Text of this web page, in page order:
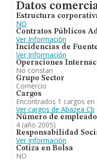
Datos
Estructura
NO
Contratos Públicos
Ver Información
Incidencias de
Ver Información
Operaciones
No constan
Grupo Sector
Comercio
Cargos
Encontrados 1 cargos
Ver cargos de Abazea Cb
Número de
4 (año 2005)
Responsabilidad
Ver Información
Cotiza en Bolsa
NO